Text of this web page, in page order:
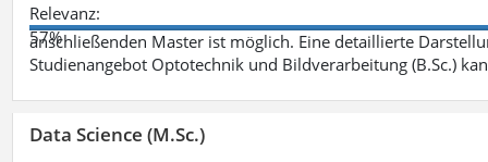
Relevanz:
57%
anschließenden Master ist möglich. Eine detaillierte
Studienangebot Optotechnik und Bildverarbeitung (B.Sc.)
Data Science (M.Sc.)